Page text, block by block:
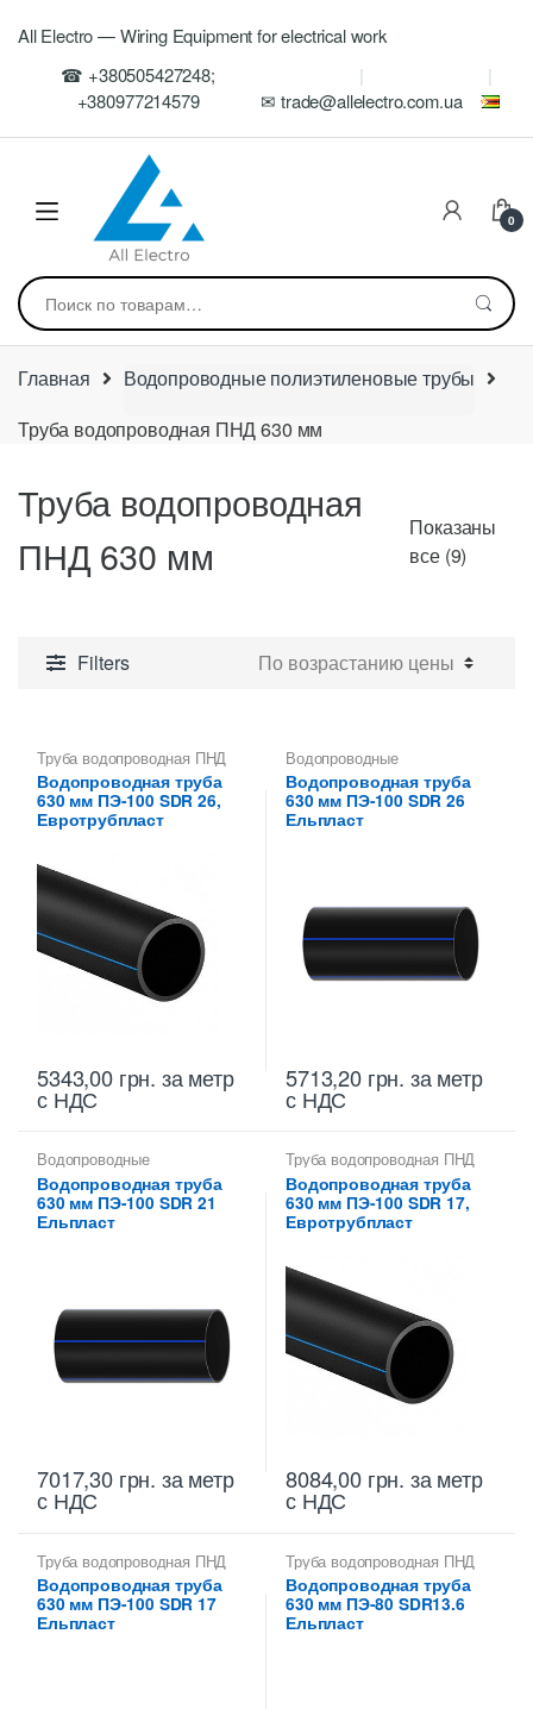
navigation
All Electro — Wiring Equipment for electrical work
☎ +380505427248;
+380977214579
✉ trade@allelectro.com.ua
0
Искать:
Главная
Водопроводные полиэтиленовые трубы
Труба водопроводная ПНД 630 мм
Труба водопроводная
ПНД 630 мм
Показаны
все (9)
Filters
Труба водопроводная ПНД
630 мм
Водопроводная труба
630 мм ПЭ-100 SDR 26,
Евротрубпласт
5343,00 грн. за метр
с НДС
Водопроводные
полиэтиленовые трубы ,
Труба водопроводная ПНД
630 мм
Водопроводная труба
630 мм ПЭ-100 SDR 26
Ельпласт
5713,20 грн. за метр
с НДС
Водопроводные
полиэтиленовые трубы ,
Труба водопроводная ПНД
630 мм
Водопроводная труба
630 мм ПЭ-100 SDR 21
Ельпласт
7017,30 грн. за метр
с НДС
Труба водопроводная ПНД
630 мм
Водопроводная труба
630 мм ПЭ-100 SDR 17,
Евротрубпласт
8084,00 грн. за метр
с НДС
Труба водопроводная ПНД
630 мм
Водопроводная труба
630 мм ПЭ-100 SDR 17
Ельпласт
Труба водопроводная ПНД
630 мм
Водопроводная труба
630 мм ПЭ-80 SDR13.6
Ельпласт